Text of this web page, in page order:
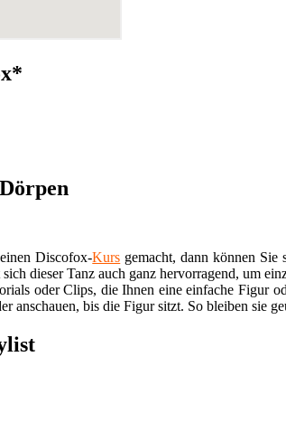
Discofox-Kurs gemacht, dann können
dieser Tanz auch ganz hervorragend, um
oder Clips, die Ihnen eine einfache
anschauen, bis die Figur sitzt. So bleiben sie